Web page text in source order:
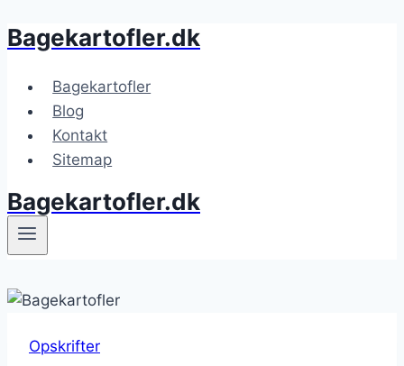
Fortsæt
indhold
Bagekartofler.dk
Bagekartofler
Blog
Kontakt
Sitemap
Bagekartofler.dk
Opskrifter